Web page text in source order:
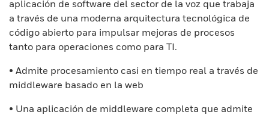
aplicación de software del sector de la voz que trabaja
a través de una moderna arquitectura tecnológica de
código abierto para impulsar mejoras de procesos
tanto para operaciones como para TI.
• Admite procesamiento casi en tiempo real a través de
middleware basado en la web
• Una aplicación de middleware completa que admite